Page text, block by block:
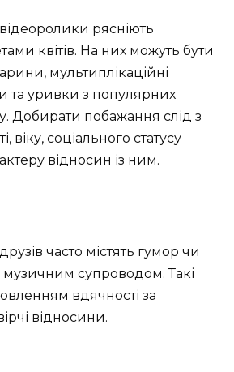
відеоролики рясніють
квітів. На них можуть бути
мультиплікаційні
та уривки з популярних
Добирати побажання слід з
віку, соціального статусу
відносин із ним.
часто містять гумор чи
музичним супроводом. Такі
вдячності за
відносини.